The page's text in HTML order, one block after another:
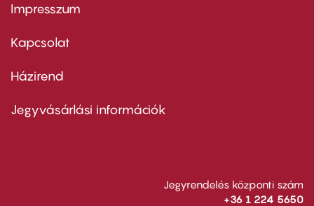
Footer
first
Impresszum
Kapcsolat
Footer
second
Házirend
Jegyvásárlási információk
Jegyrendelés központi szám
+36 1 224 5650